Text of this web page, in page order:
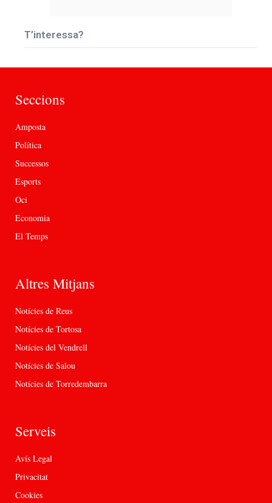
T’interessa?
Seccions
Amposta
Política
Successos
Esports
Oci
Economia
El Temps
Altres Mitjans
Notícies de Reus
Notícies de Tortosa
Notícies del Vendrell
Notícies de Salou
Notícies de Torredembarra
Serveis
Avís Legal
Privacitat
Cookies